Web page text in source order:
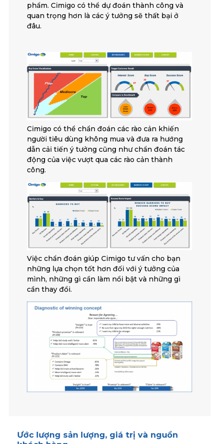
phẩm. Cimigo có thể dự đoán thành công và
quan trọng hơn là các ý tưởng sẽ thất bại ở
đâu.
Cimigo có thể chẩn đoán các rào cản khiến
người tiêu dùng không mua và đưa ra hướng
dẫn cải tiến ý tưởng cũng như chẩn đoán tác
động của việc vượt qua các rào cản thành
công.
Việc chẩn đoán giúp Cimigo tư vấn cho bạn
những lựa chọn tốt hơn đối với ý tưởng của
mình, những gì cần làm nổi bật và những gì
cần thay đổi.
Ước lượng sản lượng, giá trị và nguồn